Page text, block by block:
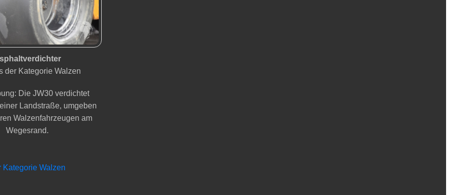
der Kategorie Walzen
Die JW30 verdichtet
Landstraße, umgeben
Walzenfahrzeugen am
Wegesrand.
Kategorie Walzen